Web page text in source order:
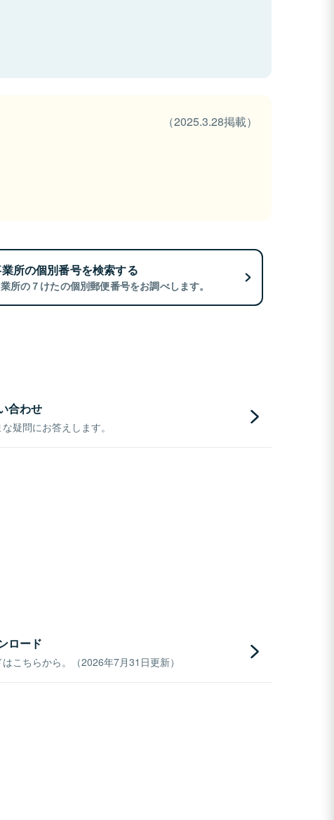
（2025.3.28掲載）
所の個別番号を検索する
所の７けたの個別郵便番号をお調べします。
合わせ
疑問にお答えします。
ロード
こちらから。（2026年7月31日更新）